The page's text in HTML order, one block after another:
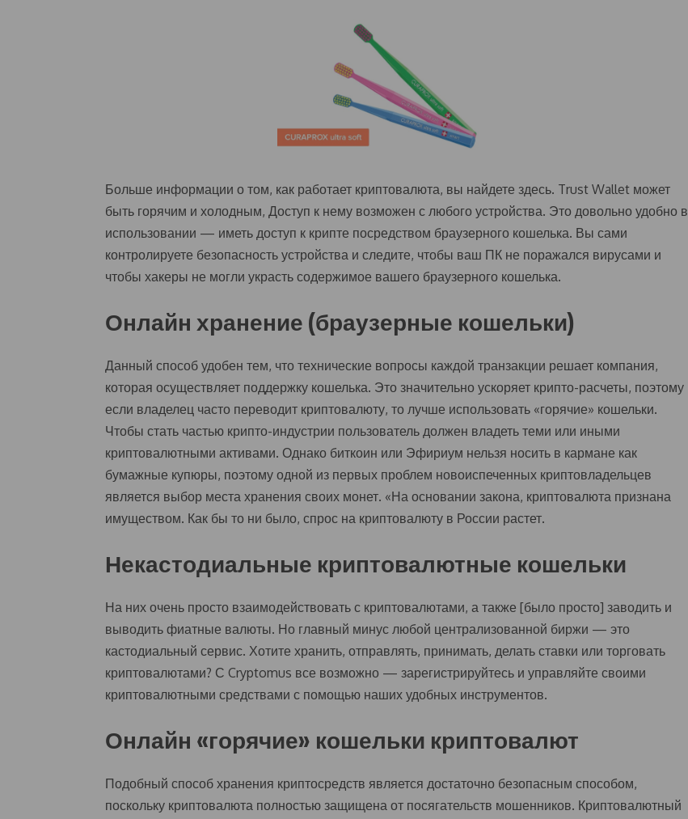
Больше информации о том, как работает криптовалюта, вы найдете здесь. Trust Wallet может
быть горячим и холодным, Доступ к нему возможен с любого устройства. Это довольно удобно в
использовании — иметь доступ к крипте посредством браузерного кошелька. Вы сами
контролируете безопасность устройства и следите, чтобы ваш ПК не поражался вирусами и
чтобы хакеры не могли украсть содержимое вашего браузерного кошелька.
Онлайн хранение (браузерные кошельки)
Данный способ удобен тем, что технические вопросы каждой транзакции решает компания,
которая осуществляет поддержку кошелька. Это значительно ускоряет крипто-расчеты, поэтому
если владелец часто переводит криптовалюту, то лучше использовать «горячие» кошельки.
Чтобы стать частью крипто-индустрии пользователь должен владеть теми или иными
криптовалютными активами. Однако биткоин или Эфириум нельзя носить в кармане как
бумажные купюры, поэтому одной из первых проблем новоиспеченных криптовладельцев
является выбор места хранения своих монет. «На основании закона, криптовалюта признана
имуществом. Как бы то ни было, спрос на криптовалюту в России растет.
Некастодиальные криптовалютные кошельки
На них очень просто взаимодействовать с криптовалютами, а также [было просто] заводить и
выводить фиатные валюты. Но главный минус любой централизованной биржи — это
кастодиальный сервис. Хотите хранить, отправлять, принимать, делать ставки или торговать
криптовалютами? С Cryptomus все возможно — зарегистрируйтесь и управляйте своими
криптовалютными средствами с помощью наших удобных инструментов.
Онлайн «горячие» кошельки криптовалют
Подобный способ хранения криптосредств является достаточно безопасным способом,
поскольку криптовалюта полностью защищена от посягательств мошенников. Криптовалютный